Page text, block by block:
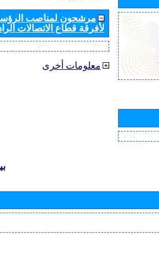
مرشحون لمناصب
لأفرقة قطاع الاتصالات
معلومات أخرى